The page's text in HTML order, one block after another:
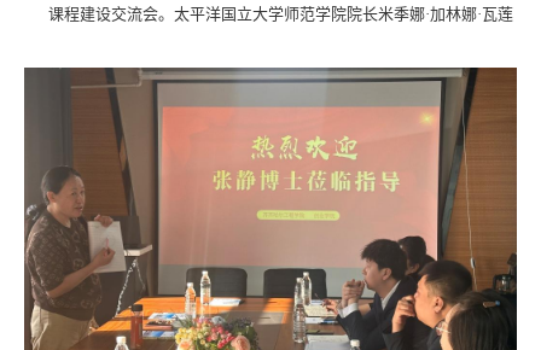
课程建设交流会。太平洋国立大学师范学院院长米季娜·加林娜·瓦莲
坚科、国际活动部部长波尔瓦·奥尔加·维亚切斯拉夫诺夫娜，学校通
识教育学院副院长张洪岩、翻译人员刘滨及国际交流合作处相关人
员共同出席会议。会议由国际交流合作处赵丹丹主持。会上，双方
围绕课程共建、师生互访等议题进行深入交流...